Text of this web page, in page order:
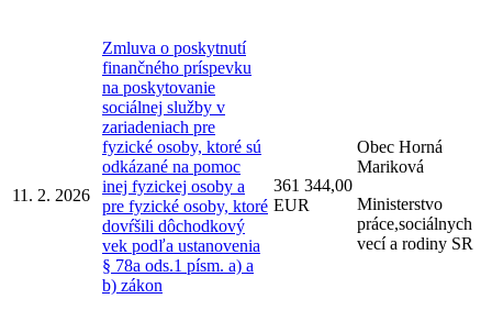
11. 2. 2026
Zmluva o poskytnutí
finančného príspevku
na poskytovanie
sociálnej služby v
zariadeniach pre
fyzické osoby, ktoré sú
odkázané na pomoc
inej fyzickej osoby a
pre fyzické osoby, ktoré
dovŕšili dôchodkový
vek podľa ustanovenia
§ 78a ods.1 písm. a) a
b) zákon
361 344,00
EUR
Obec Horná
Mariková
Ministerstvo
práce,sociálnych
vecí a rodiny SR